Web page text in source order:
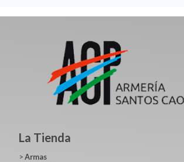
La Tienda
>Armas